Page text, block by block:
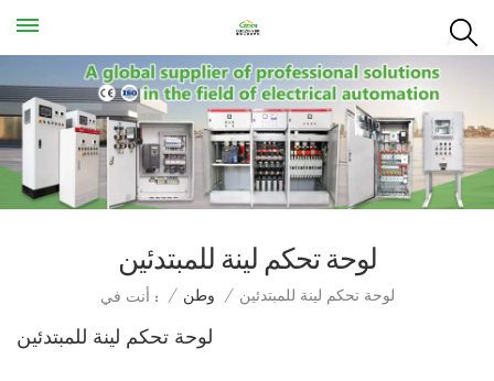
لوحة تحكم لينة للمبتدئين
أنت في : / وطن / لوحة تحكم لينة للمبتدئين
لوحة تحكم لينة للمبتدئين